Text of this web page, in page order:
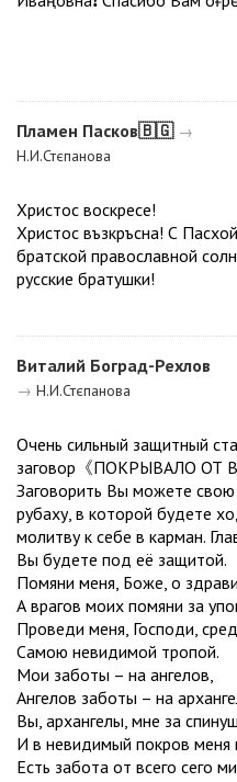
Пламен Пасков🇧🇬 →
Н.И.Стєпанова
Христос воскресе!
Христос възкръсна! С
братской православной
русские братушки!
Виталий Боград-Рехлов
→ Н.И.Стєпанова
Очень сильный защитный
заговор《ПОКРЫВАЛО ОТ
Заговорить Вы можете свою
рубаху, в которой будете
молитву к себе в карман.
Вы будете под её защитой.
Помяни меня, Боже, о
А врагов моих помяни за
Проведи меня, Господи,
Самою невидимой тропой.
Мои заботы – на ангелов,
Ангелов заботы – на
Вы, архангелы, мне за
И в невидимый покров меня
Есть забота от всего сего